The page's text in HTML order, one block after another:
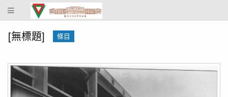
蔴
坡
學
校
[無標題] 條目